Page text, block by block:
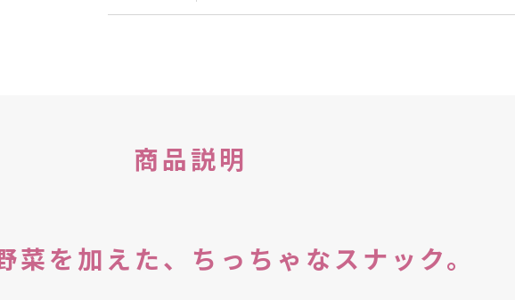
商品説明
菜を加えた、ちっちゃなスナック。